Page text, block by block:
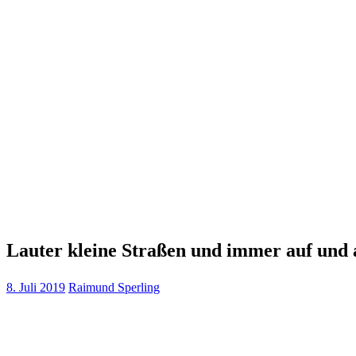
Lauter kleine Straßen und immer auf und
8. Juli 2019 Raimund Sperling